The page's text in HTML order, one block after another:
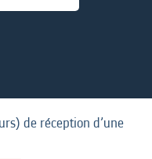
de réception d’une